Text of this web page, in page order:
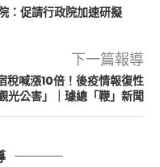
促請行政院加速研擬
下一篇報導
稅喊漲10倍！後疫情報復性
光公害」｜璩總「鞭」新聞